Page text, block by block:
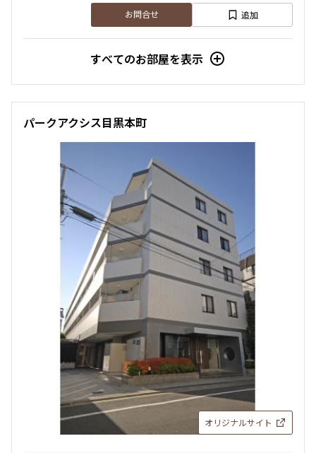
お問合せ 追加
すべてのお部屋を表示
パークアクシス目黒本町
オリジナルサイト